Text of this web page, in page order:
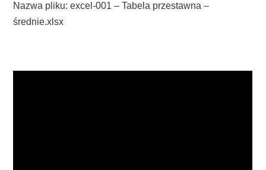
Nazwa pliku: excel-001 – Tabela przestawna –
średnie.xlsx